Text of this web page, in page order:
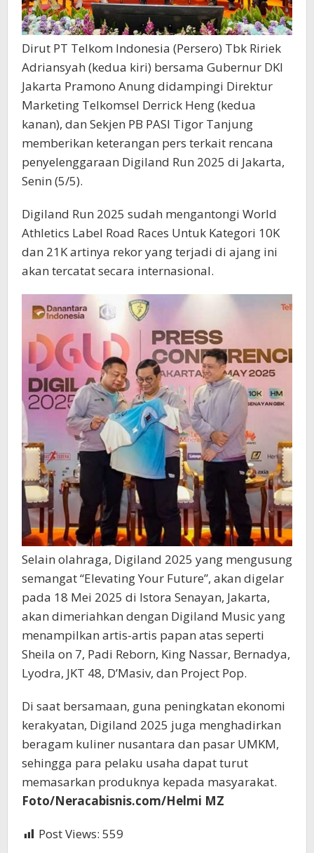
Dirut PT Telkom Indonesia (Persero) Tbk Ririek
Adriansyah (kedua kiri) bersama Gubernur DKI
Jakarta Pramono Anung didampingi Direktur
Marketing Telkomsel Derrick Heng (kedua
kanan), dan Sekjen PB PASI Tigor Tanjung
memberikan keterangan pers terkait rencana
penyelenggaraan Digiland Run 2025 di Jakarta,
Senin (5/5).
Digiland Run 2025 sudah mengantongi World
Athletics Label Road Races Untuk Kategori 10K
dan 21K artinya rekor yang terjadi di ajang ini
akan tercatat secara internasional.
Selain olahraga, Digiland 2025 yang mengusung
semangat “Elevating Your Future”, akan digelar
pada 18 Mei 2025 di Istora Senayan, Jakarta,
akan dimeriahkan dengan Digiland Music yang
menampilkan artis-artis papan atas seperti
Sheila on 7, Padi Reborn, King Nassar, Bernadya,
Lyodra, JKT 48, D’Masiv, dan Project Pop.
Di saat bersamaan, guna peningkatan ekonomi
kerakyatan, Digiland 2025 juga menghadirkan
beragam kuliner nusantara dan pasar UMKM,
sehingga para pelaku usaha dapat turut
memasarkan produknya kepada masyarakat.
Foto/Neracabisnis.com/Helmi MZ
Post Views: 559